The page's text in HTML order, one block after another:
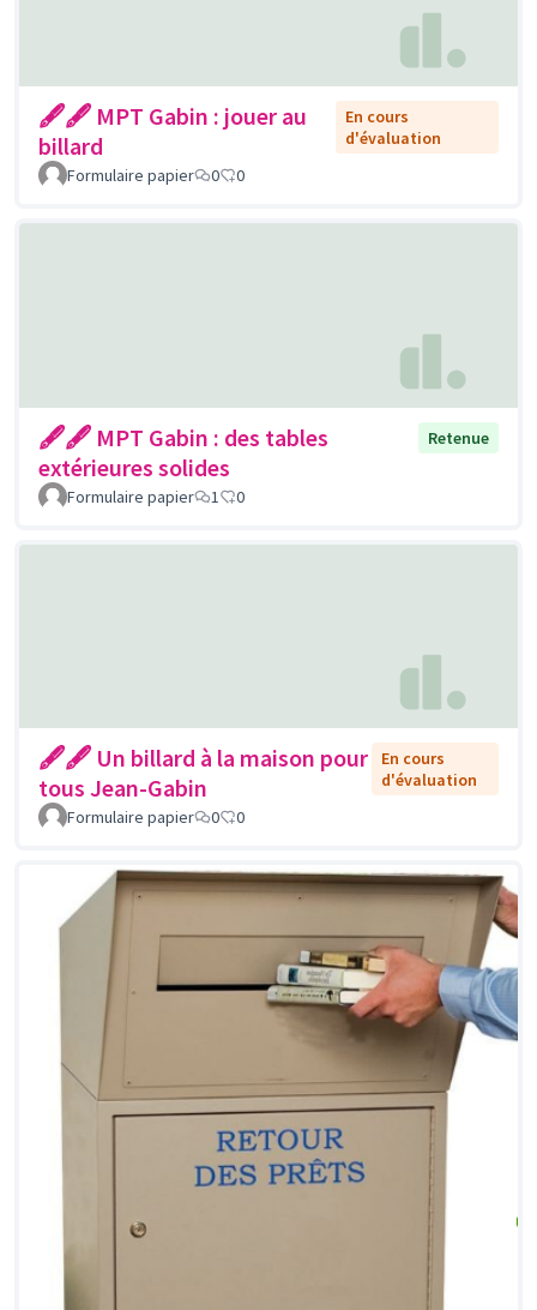
🖋🖋 MPT Gabin : jouer au
billard
En cours
d'évaluation
Formulaire papier
0 0
🖋🖋 MPT Gabin : des tables
extérieures solides
Retenue
Formulaire papier 1 0
🖋🖋 Un billard à la maison pour
tous Jean-Gabin
En cours
d'évaluation
Formulaire papier
0 0